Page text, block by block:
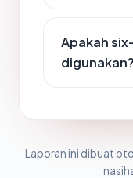
Apakah
digunakan?
Laporan ini dibuat